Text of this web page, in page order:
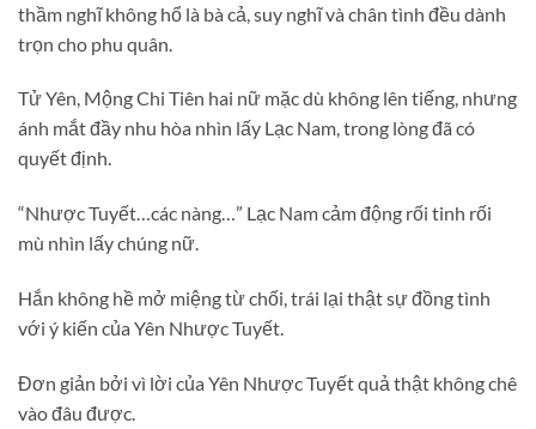
thầm nghĩ không hổ là bà cả, suy nghĩ và chân tình đều dành
trọn cho phu quân.
Tử Yên, Mộng Chi Tiên hai nữ mặc dù không lên tiếng, nhưng
ánh mắt đầy nhu hòa nhìn lấy Lạc Nam, trong lòng đã có
quyết định.
“Nhược Tuyết…các nàng…” Lạc Nam cảm động rối tinh rối
mù nhìn lấy chúng nữ.
Hắn không hề mở miệng từ chối, trái lại thật sự đồng tình
với ý kiến của Yên Nhược Tuyết.
Đơn giản bởi vì lời của Yên Nhược Tuyết quả thật không chê
vào đâu được.